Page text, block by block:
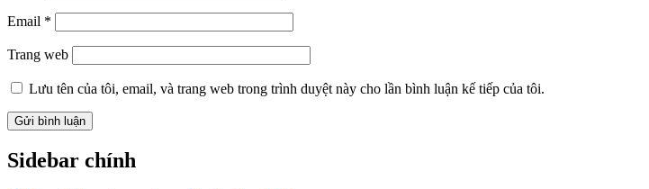
Email *
Trang web
Lưu tên của tôi, email, và trang web trong trình duyệt này cho lần bình luận kế tiếp của tôi.
Sidebar chính